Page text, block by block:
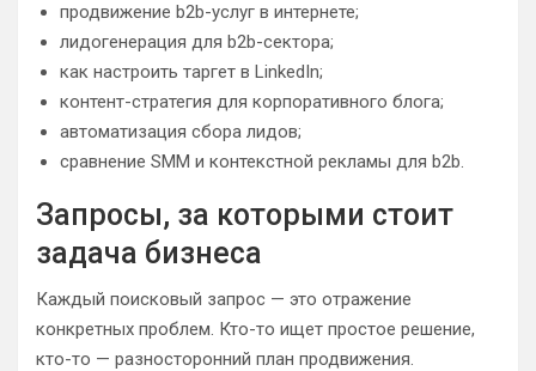
продвижение b2b-услуг в интернете;
лидогенерация для b2b-сектора;
как настроить таргет в LinkedIn;
контент-стратегия для корпоративного блога;
автоматизация сбора лидов;
сравнение SMM и контекстной рекламы для b2b.
Запросы, за которыми стоит
задача бизнеса
Каждый поисковый запрос — это отражение
конкретных проблем. Кто-то ищет простое решение,
кто-то — разносторонний план продвижения.